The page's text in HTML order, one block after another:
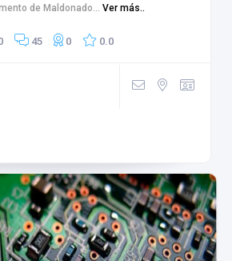
de Maldonado... Ver más..
45 0 0.0